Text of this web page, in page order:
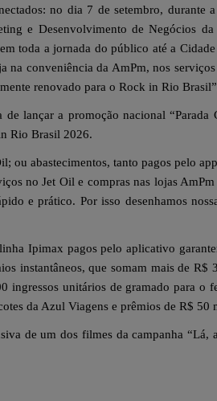
no dia 7 de setembro, durante
e Desenvolvimento de Negócios
toda a jornada do público até a
na conveniência da AmPm, nos
renovado para o Rock in Rio
lançar a promoção nacional “Parada
Rio Brasil 2026.
ou abastecimentos, tanto pagos pelo
no Jet Oil e compras nas lojas
e prático. Por isso desenhamos
Ipimax pagos pelo aplicativo
instantâneos, que somam mais de
unitários de gramado para o
da Azul Viagens e prêmios de R$ 50
de um dos filmes da campanha “Lá,